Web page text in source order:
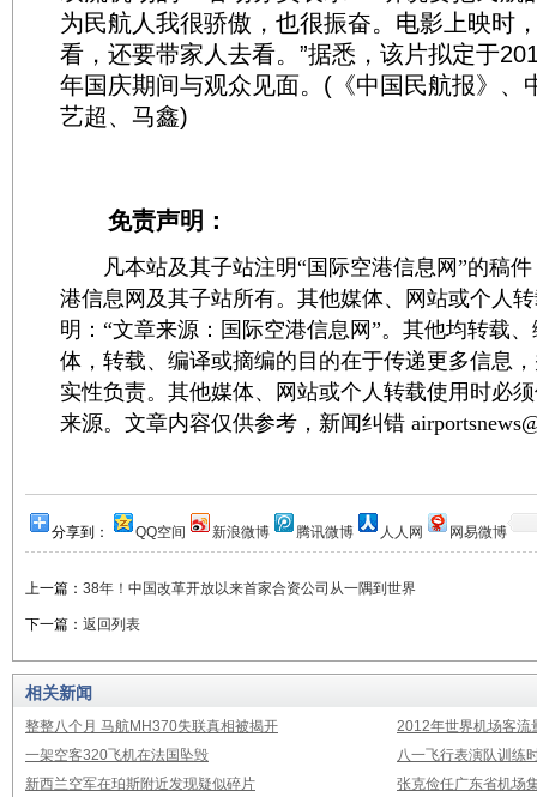
为民航人我很骄傲，也很振奋。电影上映时
看，还要带家人去看。”据悉，该片拟定于
年国庆期间与观众见面。(《中国民航报》、
艺超、马鑫)
免责声明：
凡本站及其子站注明“国际空港信息网”的稿件
港信息网及其子站所有。其他媒体、网站或个人
明：“文章来源：国际空港信息网”。其他均转载
体，转载、编译或摘编的目的在于传递更多信息
实性负责。其他媒体、网站或个人转载使用时必
来源。文章内容仅供参考，新闻纠错
分享到： QQ空间 新浪微博 腾讯微博 人人网 网易微博
上一篇： 38年！中国改革开放以来首家合资公司从一隅到世界
下一篇： 返回列表
相关新闻
整整八个月 马航MH370失联真相被揭开
2012年世界机场客流
一架空客320飞机在法国坠毁
八一飞行表演队训练
新西兰空军在珀斯附近发现疑似碎片
张克俭任广东省机场